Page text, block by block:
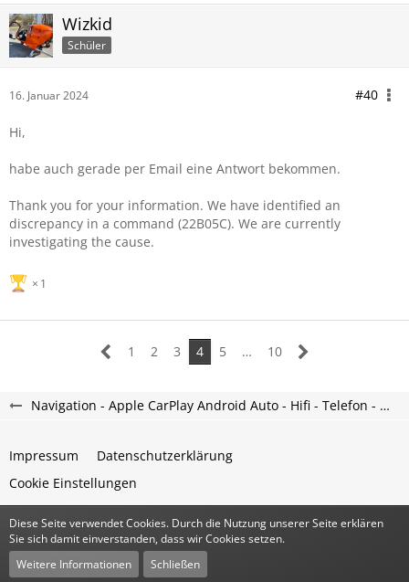
Wizkid
Schüler
16. Januar 2024 #40
Hi,
habe auch gerade per Email eine Antwort bekommen.
Thank you for your information. We have identified an
discrepancy in a command (22B05C). We are currently
investigating the cause.
1
1 2 3 4 5 … 10
Navigation - Apple CarPlay Android Auto - Hifi - Telefon - Marvel R Forum
Impressum
Datenschutzerklärung
Cookie Einstellungen
Community-Software:WoltLab Suite™
Stil:Classicvon
Diese Seite verwendet Cookies. Durch die Nutzung unserer Seite erklären
Sie sich damit einverstanden, dass wir Cookies setzen.
Weitere Informationen
Schließen